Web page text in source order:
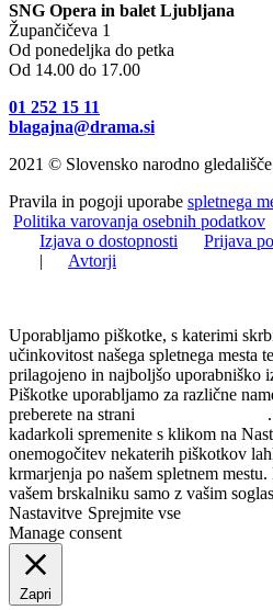
SNG Opera in balet Ljubljana
Župančičeva 1
Od ponedeljka do petka
Od 14.00 do 17.00
01 252 15 11
blagajna@drama.si
2021 © Slovensko narodno
Pravila in pogoji uporabe spletnega
Politika varovanja osebnih podatkov
Izjava o dostopnosti
Prijava
|
Avtorji
Uporabljamo piškotke, s katerimi
učinkovitost našega spletnega mesta
prilagojeno in najboljšo uporabniško
Piškotke uporabljamo za različne
preberete na strani
kadarkoli spremenite s klikom na
onemogočitev nekaterih piškotkov
krmarjenja po našem spletnem
vašem brskalniku samo z vašim
Nastavitve Sprejmite vse
Manage consent
Zapri